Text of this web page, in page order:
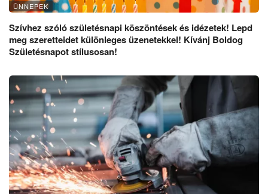
ÜNNEPEK
Szívhez szóló születésnapi köszöntések és idézetek! Lepd
meg szeretteidet különleges üzenetekkel! Kívánj Boldog
Születésnapot stílusosan!